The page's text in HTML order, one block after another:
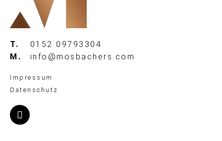
T.
0152 09793304
M.
info@mosbachers.com
Impressum
Datenschutz